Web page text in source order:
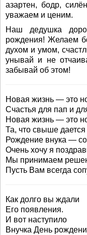
азартен, бодр,
уважаем и ценим.
Наш дедушка
рождения! Желаем
духом и умом,
унывай и не
забывай об этом!
Новая жизнь — это
Счастья для пап и
Новая жизнь — это
Та, что свыше
Рождение внука —
Очень хочу я
Мы принимаем
Пусть Вам всегда
Как долго вы ждали
Его появления.
И вот наступило
Внучка День